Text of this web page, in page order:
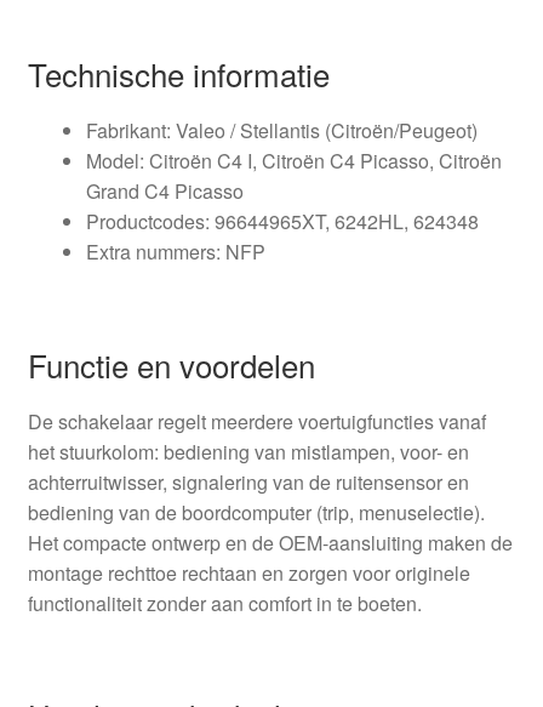
Technische informatie
Fabrikant: Valeo / Stellantis (Citroën/Peugeot)
Model: Citroën C4 I, Citroën C4 Picasso, Citroën
Grand C4 Picasso
Productcodes: 96644965XT, 6242HL, 624348
Extra nummers: NFP
Functie en voordelen
De schakelaar regelt meerdere voertuigfuncties vanaf
het stuurkolom: bediening van mistlampen, voor- en
achterruitwisser, signalering van de ruitensensor en
bediening van de boordcomputer (trip, menuselectie).
Het compacte ontwerp en de OEM-aansluiting maken de
montage rechttoe rechtaan en zorgen voor originele
functionaliteit zonder aan comfort in te boeten.